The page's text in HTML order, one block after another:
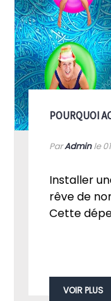
POURQUOI
ParAdminle 01
Installer
rêve de
Cette
VOIR PLUS